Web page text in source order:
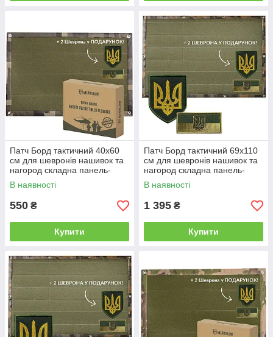
Патч Борд тактичний 40х60
см для шевронів нашивок та
нагород складна панель-
стенд з липучкою для
колекціонерів та військових
В наявності
550 ₴
Купити
Патч Борд тактичний 69х110
см для шевронів нашивок та
нагород складна панель-
стенд з липучкою для
колекціонерів та військових
В наявності
1 395 ₴
Купити